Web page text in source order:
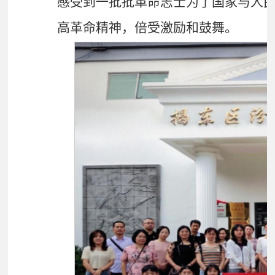
第二站来到揭东区汾水战役纪念馆
设，全方位地了解汾水战役的英雄故
感受到一批批革命志士为了国家与人
高革命精神，倍受激励和鼓舞。